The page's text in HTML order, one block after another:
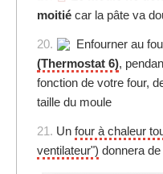
moitié car la pâte va
20. Enfourner au
(Thermostat 6),
fonction de votre four,
taille du moule
21. Un four à chaleur
ventilateur") donnera